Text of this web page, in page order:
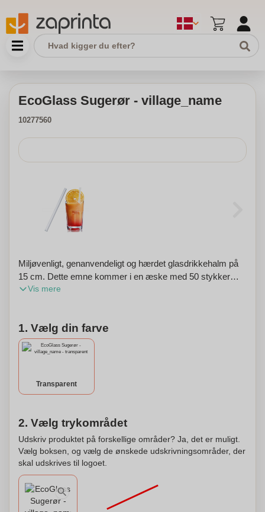
EcoGlass Sugerør - village_name
10277560
Miljøvenligt, genanvendeligt og hærdet glasdrikkehalm på
15 cm. Dette emne kommer i en æske med 50 stykker
inklusive en rengøringsbørste. Tåler opvaskemaskine. Din
Vis mere
1. Vælg din farve
Transparent
2. Vælg trykområdet
Udskriv produktet på forskellige områder? Ja, det er muligt.
Vælg boksen, og vælg de ønskede udskrivningsområder, der
skal udskrives til logoet.